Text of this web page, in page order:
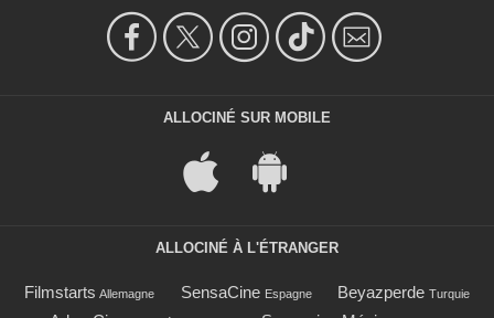
ALLOCINÉ SUR MOBILE
ALLOCINÉ À L'ÉTRANGER
Filmstarts Allemagne SensaCine Espagne Beyazperde Turquie